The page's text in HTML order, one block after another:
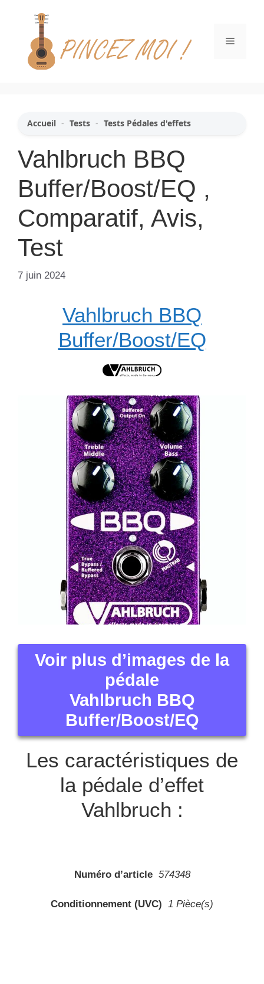
contenu
Menu
Accueil - Tests - Tests Pédales d'effets
Vahlbruch BBQ
Buffer/Boost/EQ ,
Comparatif, Avis,
Test
7 juin 2024
Vahlbruch BBQ
Buffer/Boost/EQ
Voir plus d’images de la
pédale
Vahlbruch BBQ
Buffer/Boost/EQ
Les caractéristiques de
la pédale d’effet
Vahlbruch :
Numéro d’article 574348
Conditionnement (UVC) 1 Pièce(s)